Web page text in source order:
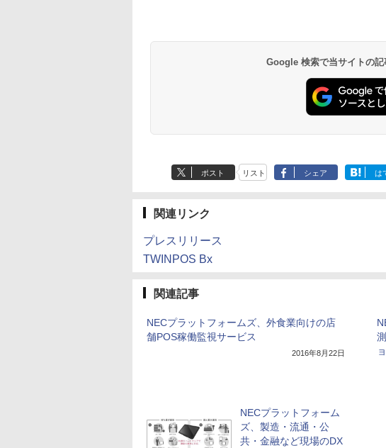
Google 検索で当サイトの記
ポスト リスト シェア は
関連リンク
プレスリリース
TWINPOS Bx
関連記事
NECプラットフォームズ、外食業向けの店
舗POS稼働監視サービス
2016年8月22日
NECプラットフォーム
ズ、製造・流通・公
共・金融など現場のDX